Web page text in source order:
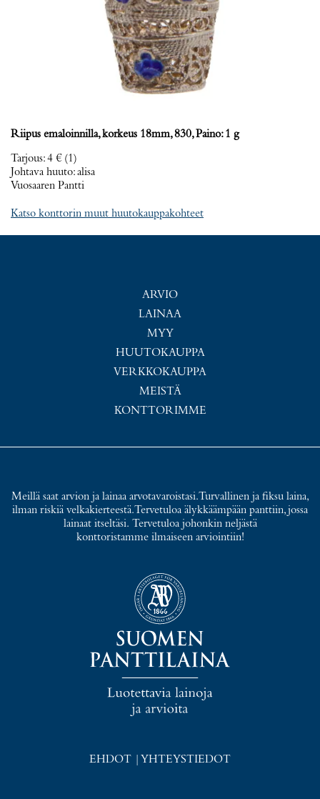
Riipus emaloinnilla, korkeus 18mm, 830, Paino: 1 g
Tarjous:4 € (1)
Johtava huuto:alisa
Vuosaaren Pantti
Katso konttorin muut huutokauppakohteet
ARVIO
LAINAA
MYY
HUUTOKAUPPA
VERKKOKAUPPA
MEISTÄ
KONTTORIMME
Meillä saat arvion ja lainaa arvotavaroistasi. Turvallinen ja fiksu laina,
ilman riskiä velkakierteestä. Tervetuloa älykkäämpään panttiin, jossa
lainaat itseltäsi. Tervetuloa johonkin neljästä
konttoristamme ilmaiseen arviointiin!
EHDOT YHTEYSTIEDOT